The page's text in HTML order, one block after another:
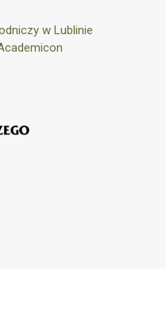
w Lublinie